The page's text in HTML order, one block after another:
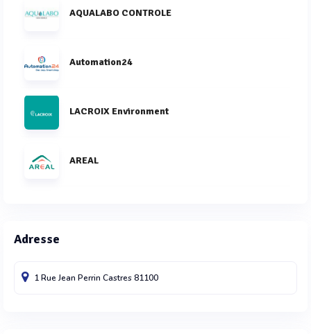
AQUALABO CONTROLE
Automation24
LACROIX Environment
AREAL
Adresse
1 Rue Jean Perrin Castres81100